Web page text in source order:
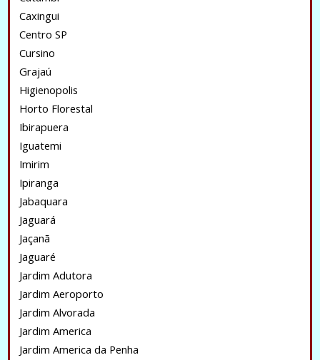
Caxingui
Centro SP
Cursino
Grajaú
Higienopolis
Horto Florestal
Ibirapuera
Iguatemi
Imirim
Ipiranga
Jabaquara
Jaguará
Jaçanã
Jaguaré
Jardim Adutora
Jardim Aeroporto
Jardim Alvorada
Jardim America
Jardim America da Penha